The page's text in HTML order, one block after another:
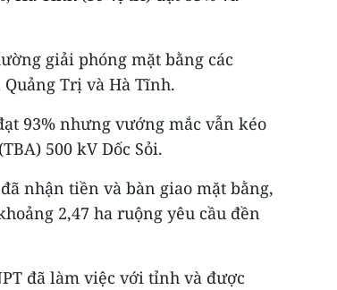
giải phóng mặt bằng các
Trị và Hà Tĩnh.
93% nhưng vướng mắc vẫn kéo
500 kV Dốc Sỏi.
nhận tiền và bàn giao mặt bằng,
2,47 ha ruộng yêu cầu đền
đã làm việc với tỉnh và được